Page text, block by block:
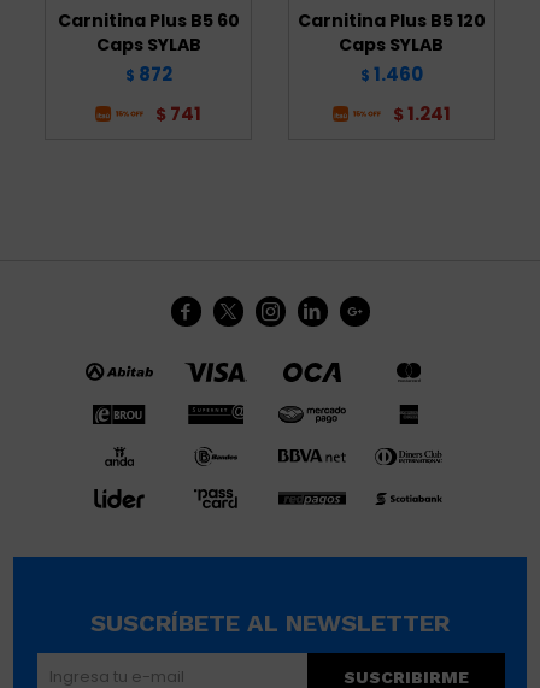
Carnitina Plus B5 60
Caps SYLAB
$ 872
$ 741
Carnitina Plus B5 120
Caps SYLAB
$ 1.460
$ 1.241
    
SUSCRÍBETE AL NEWSLETTER
SUSCRIBIRME